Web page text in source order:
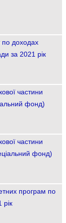
по доходах
за 2021 рік
частини
фонд)
частини
фонд)
програм по
рік